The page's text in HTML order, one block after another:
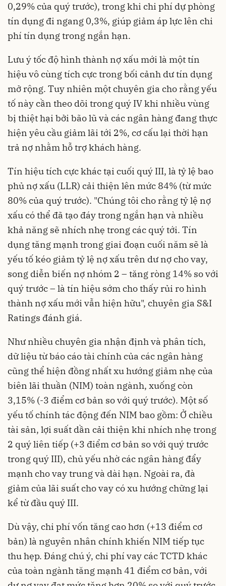
0,29% của quý trước), trong khi chi phí dự phòng
tín dụng đi ngang 0,3%, giúp giảm áp lực lên chi
phí tín dụng trong ngắn hạn.
Lưu ý tốc độ hình thành nợ xấu mới là một tín
hiệu vô cùng tích cực trong bối cảnh dư tín dụng
mở rộng. Tuy nhiên một chuyên gia cho rằng yếu
tố này cần theo dõi trong quý IV khi nhiều vùng
bị thiệt hại bởi bão lũ và các ngân hàng đang thực
hiện yêu cầu giảm lãi tới 2%, cơ cấu lại thời hạn
trả nợ nhằm hỗ trợ khách hàng.
Tín hiệu tích cực khác tại cuối quý III, là tỷ lệ bao
phủ nợ xấu (LLR) cải thiện lên mức 84% (từ mức
80% của quý trước). "Chúng tôi cho rằng tỷ lệ nợ
xấu có thể đã tạo đáy trong ngắn hạn và nhiều
khả năng sẽ nhích nhẹ trong các quý tới. Tín
dụng tăng mạnh trong giai đoạn cuối năm sẽ là
yếu tố kéo giảm tỷ lệ nợ xấu trên dư nợ cho vay,
song diễn biến nợ nhóm 2 – tăng ròng 14% so với
quý trước – là tín hiệu sớm cho thấy rủi ro hình
thành nợ xấu mới vẫn hiện hữu", chuyên gia S&I
Ratings đánh giá.
Như nhiều chuyên gia nhận định và phân tích,
dữ liệu từ báo cáo tài chính của các ngân hàng
cũng thể hiện đồng nhất xu hướng giảm nhẹ của
biên lãi thuần (NIM) toàn ngành, xuống còn
3,15% (-3 điểm cơ bản so với quý trước). Một số
yếu tố chính tác động đến NIM bao gồm: Ở chiều
tài sản, lợi suất dần cải thiện khi nhích nhẹ trong
2 quý liên tiếp (+3 điểm cơ bản so với quý trước
trong quý III), chủ yếu nhờ các ngân hàng đẩy
mạnh cho vay trung và dài hạn. Ngoài ra, đà
giảm của lãi suất cho vay có xu hướng chững lại
kể từ đầu quý III.
Dù vậy, chi phí vốn tăng cao hơn (+13 điểm cơ
bản) là nguyên nhân chính khiến NIM tiếp tục
thu hẹp. Đáng chú ý, chi phí vay các TCTD khác
của toàn ngành tăng mạnh 41 điểm cơ bản, với